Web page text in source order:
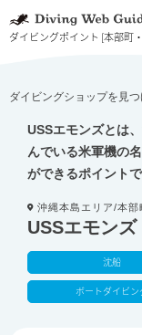
ダイビングポイント [本部町
ダイビングショップを見
USSエモンズとは
んでいる米軍機の
ができるポイントで
沖縄本島エリア/本部
USSエモンズ
沈船
ボートダイビン